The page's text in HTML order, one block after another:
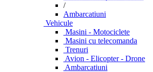
/
Ambarcatiuni
Vehicule
Masini - Motociclete
Masini cu telecomanda
Trenuri
Avion - Elicopter - Drone
Ambarcatiuni